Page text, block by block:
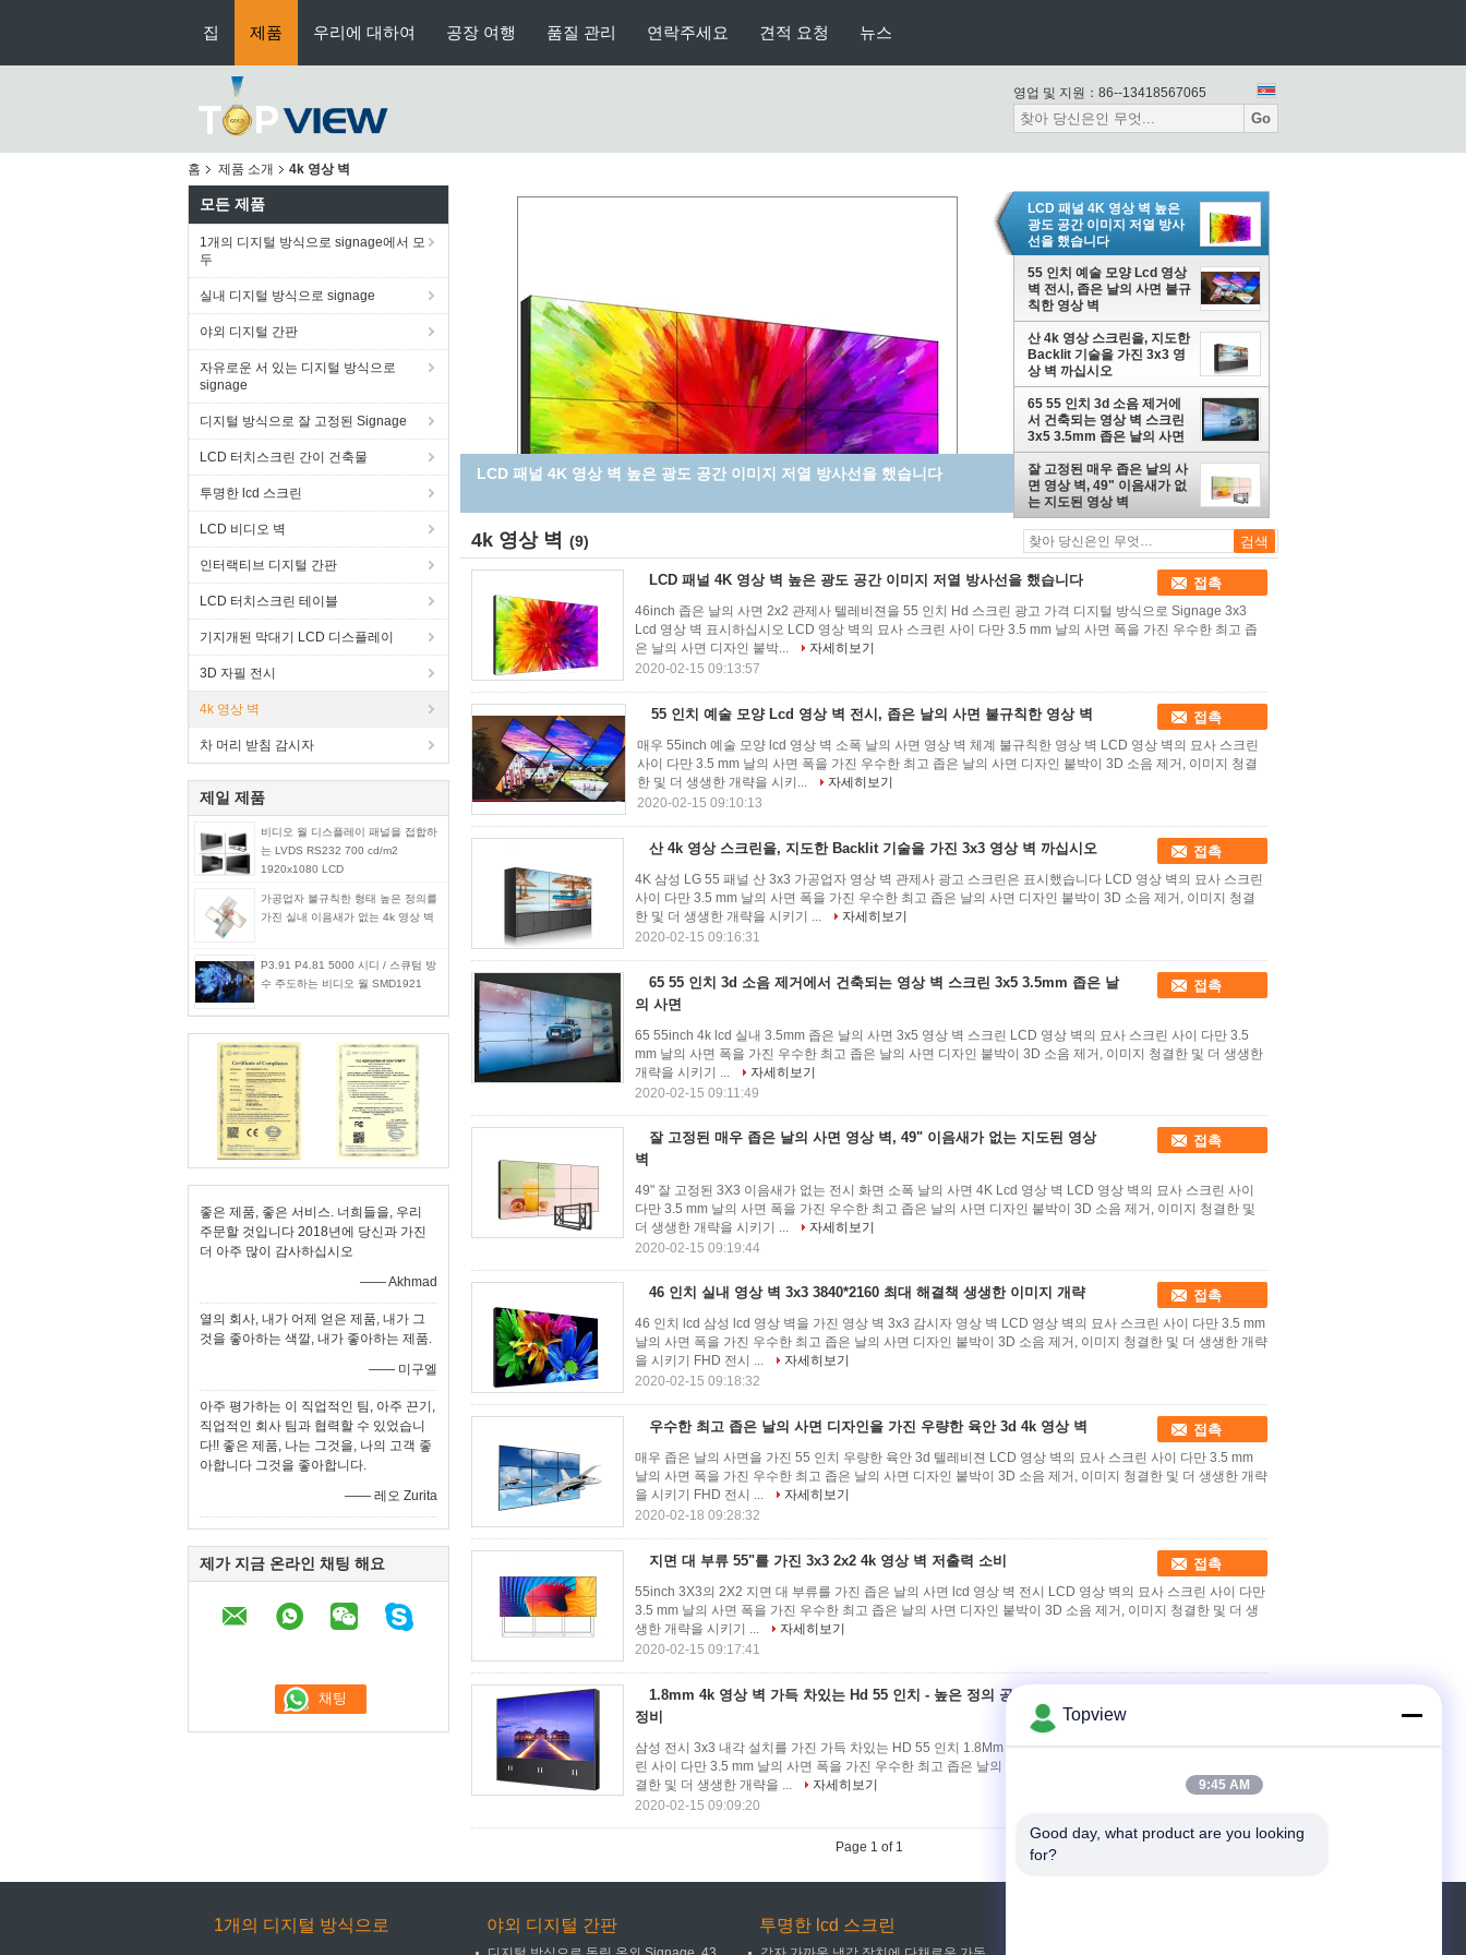
집 제품 우리에 대하여 공장 여행 품질 관리 연락주세요 견적 요청 뉴스
영업 및 지원： 86--13418567065
Go
홈 제품 소개 4k 영상 벽
모든 제품
1개의 디지털 방식으로 signage에서 모
두
실내 디지털 방식으로 signage
야외 디지털 간판
자유로운 서 있는 디지털 방식으로
signage
디지털 방식으로 잘 고정된 Signage
LCD 터치스크린 간이 건축물
투명한 lcd 스크린
LCD 비디오 벽
인터랙티브 디지털 간판
LCD 터치스크린 테이블
기지개된 막대기 LCD 디스플레이
3D 자필 전시
4k 영상 벽
차 머리 받침 감시자
제일 제품
비디오 월 디스플레이 패널을 접합하
는 LVDS RS232 700 cd/m2
1920x1080 LCD
가공업자 불규칙한 형태 높은 정의를
가진 실내 이음새가 없는 4k 영상 벽
P3.91 P4.81 5000 시디 / 스큐텀 방
수 주도하는 비디오 월 SMD1921
좋은 제품, 좋은 서비스. 너희들을, 우리
주문할 것입니다 2018년에 당신과 가진
더 아주 많이 감사하십시오
—— Akhmad
열의 회사, 내가 어제 얻은 제품, 내가 그
것을 좋아하는 색깔, 내가 좋아하는 제품.
—— 미구엘
아주 평가하는 이 직업적인 팀, 아주 끈기,
직업적인 회사 팀과 협력할 수 있었습니
다!! 좋은 제품, 나는 그것을, 나의 고객 좋
아합니다 그것을 좋아합니다.
—— 레오 Zurita
제가 지금 온라인 채팅 해요
LCD 패널 4K 영상 벽 높은 광도 공간 이미지 저열 방사선을 했습니다
LCD 패널 4K 영상 벽 높은
광도 공간 이미지 저열 방사
선을 했습니다
55 인치 예술 모양 Lcd 영상
벽 전시, 좁은 날의 사면 불규
칙한 영상 벽
산 4k 영상 스크린을, 지도한
Backlit 기술을 가진 3x3 영
상 벽 까십시오
65 55 인치 3d 소음 제거에
서 건축되는 영상 벽 스크린
3x5 3.5mm 좁은 날의 사면
잘 고정된 매우 좁은 날의 사
면 영상 벽, 49" 이음새가 없
는 지도된 영상 벽
4k 영상 벽 (9)
LCD 패널 4K 영상 벽 높은 광도 공간 이미지 저열 방사선을 했습니다 접촉
46inch 좁은 날의 사면 2x2 관제사 텔레비젼을 55 인치 Hd 스크린 광고 가격 디지털 방식으로 Signage 3x3
Lcd 영상 벽 표시하십시오 LCD 영상 벽의 묘사 스크린 사이 다만 3.5 mm 날의 사면 폭을 가진 우수한 최고 좁
은 날의 사면 디자인 붙박...
자세히보기
2020-02-15 09:13:57
55 인치 예술 모양 Lcd 영상 벽 전시, 좁은 날의 사면 불규칙한 영상 벽 접촉
매우 55inch 예술 모양 lcd 영상 벽 소폭 날의 사면 영상 벽 체계 불규칙한 영상 벽 LCD 영상 벽의 묘사 스크린
사이 다만 3.5 mm 날의 사면 폭을 가진 우수한 최고 좁은 날의 사면 디자인 붙박이 3D 소음 제거, 이미지 청결
한 및 더 생생한 개략을 시키...
자세히보기
2020-02-15 09:10:13
산 4k 영상 스크린을, 지도한 Backlit 기술을 가진 3x3 영상 벽 까십시오 접촉
4K 삼성 LG 55 패널 산 3x3 가공업자 영상 벽 관제사 광고 스크린은 표시했습니다 LCD 영상 벽의 묘사 스크린
사이 다만 3.5 mm 날의 사면 폭을 가진 우수한 최고 좁은 날의 사면 디자인 붙박이 3D 소음 제거, 이미지 청결
한 및 더 생생한 개략을 시키기 ...
자세히보기
2020-02-15 09:16:31
65 55 인치 3d 소음 제거에서 건축되는 영상 벽 스크린 3x5 3.5mm 좁은 날
의 사면
접촉
65 55inch 4k lcd 실내 3.5mm 좁은 날의 사면 3x5 영상 벽 스크린 LCD 영상 벽의 묘사 스크린 사이 다만 3.5
mm 날의 사면 폭을 가진 우수한 최고 좁은 날의 사면 디자인 붙박이 3D 소음 제거, 이미지 청결한 및 더 생생한
개략을 시키기 ...
자세히보기
2020-02-15 09:11:49
잘 고정된 매우 좁은 날의 사면 영상 벽, 49" 이음새가 없는 지도된 영상
벽
접촉
49" 잘 고정된 3X3 이음새가 없는 전시 화면 소폭 날의 사면 4K Lcd 영상 벽 LCD 영상 벽의 묘사 스크린 사이
다만 3.5 mm 날의 사면 폭을 가진 우수한 최고 좁은 날의 사면 디자인 붙박이 3D 소음 제거, 이미지 청결한 및
더 생생한 개략을 시키기 ...
자세히보기
2020-02-15 09:19:44
46 인치 실내 영상 벽 3x3 3840*2160 최대 해결책 생생한 이미지 개략 접촉
46 인치 lcd 삼성 lcd 영상 벽을 가진 영상 벽 3x3 감시자 영상 벽 LCD 영상 벽의 묘사 스크린 사이 다만 3.5 mm
날의 사면 폭을 가진 우수한 최고 좁은 날의 사면 디자인 붙박이 3D 소음 제거, 이미지 청결한 및 더 생생한 개략
을 시키기 FHD 전시 ...
자세히보기
2020-02-15 09:18:32
우수한 최고 좁은 날의 사면 디자인을 가진 우량한 육안 3d 4k 영상 벽 접촉
매우 좁은 날의 사면을 가진 55 인치 우량한 육안 3d 텔레비젼 LCD 영상 벽의 묘사 스크린 사이 다만 3.5 mm
날의 사면 폭을 가진 우수한 최고 좁은 날의 사면 디자인 붙박이 3D 소음 제거, 이미지 청결한 및 더 생생한 개략
을 시키기 FHD 전시 ...
자세히보기
2020-02-18 09:28:32
지면 대 부류 55"를 가진 3x3 2x2 4k 영상 벽 저출력 소비 접촉
55inch 3X3의 2X2 지면 대 부류를 가진 좁은 날의 사면 lcd 영상 벽 전시 LCD 영상 벽의 묘사 스크린 사이 다만
3.5 mm 날의 사면 폭을 가진 우수한 최고 좁은 날의 사면 디자인 붙박이 3D 소음 제거, 이미지 청결한 및 더 생
생한 개략을 시키기 ...
자세히보기
2020-02-15 09:17:41
1.8mm 4k 영상 벽 가득 차있는 Hd 55 인치 - 높은 정의 공간 이미지 낮은
정비
삼성 전시 3x3 내각 설치를 가진 가득 차있는 HD 55 인치 1.8Mm 실내 LCD 영상 벽 LCD 영상 벽의 묘사 스크
린 사이 다만 3.5 mm 날의 사면 폭을 가진 우수한 최고 좁은 날의 사면 디자인 붙박이 3D 소음 제거, 이미지 청
결한 및 더 생생한 개략을 ...
자세히보기
2020-02-15 09:09:20
Page 1 of 1
1개의 디지털 방식으로 야외 디지털 간판 투명한 lcd 스크린
Topview
9:45 AM
Good day, what product are you looking
for?